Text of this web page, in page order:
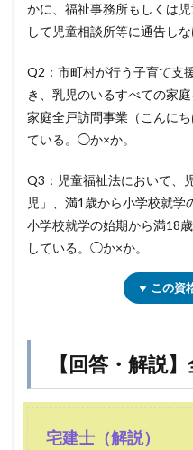
かに、福祉事務所もしくは
して児童相談所等に通告し
Q2：市町村が行う子育て支
き、乳児のいるすべての家
家庭全戸訪問事業（こんに
ている。◯か×か。
Q3：児童福祉法において、
児」、満1歳から小学校就学
小学校就学の始期から満18
している。◯か×か。
▼ この資
【回答・解説
宅建士（解説）